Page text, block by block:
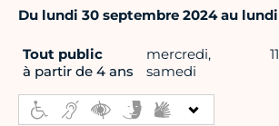
Du lundi 30 septembre 2024 au lundi
Tout public
à partir de 4 ans
mercredi,
samedi